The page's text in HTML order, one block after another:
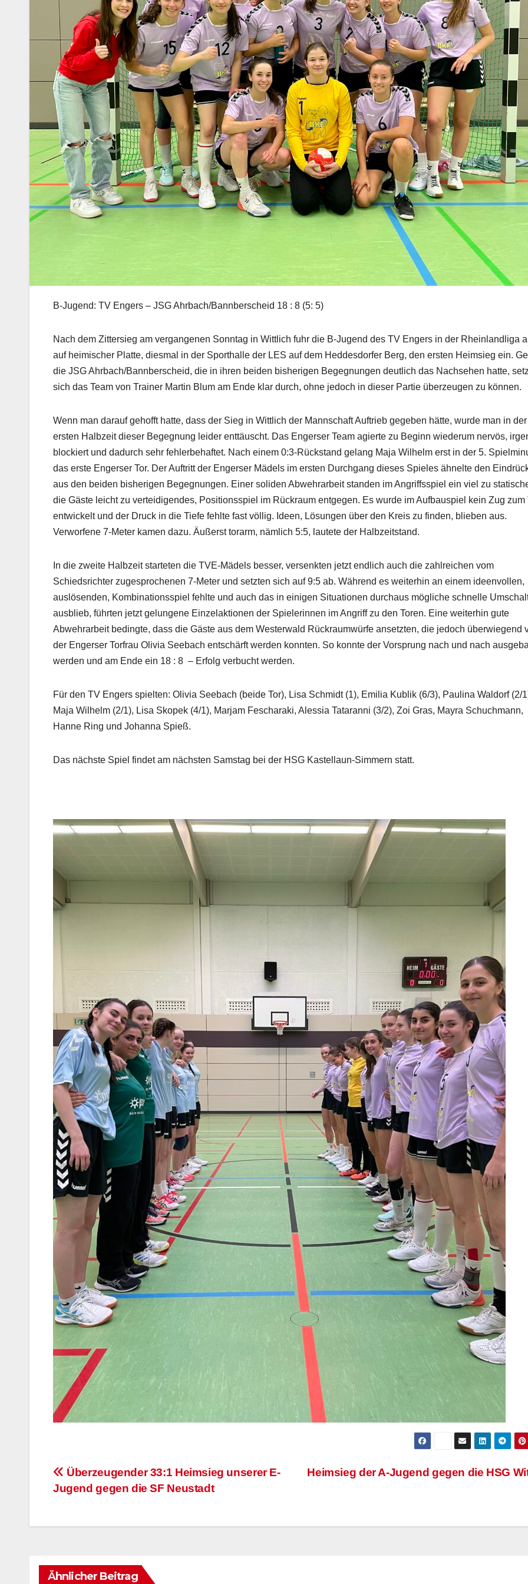
B-Jugend: TV Engers – JSG Ahrbach/Bannberscheid 18 : 8 (5: 5)
Nach dem Zittersieg am vergangenen Sonntag in Wittlich fuhr die B-Jugend des TV Engers in der Rheinlandliga
auf heimischer Platte, diesmal in der Sporthalle der LES auf dem Heddesdorfer Berg, den ersten Heimsieg ein.
die JSG Ahrbach/Bannberscheid, die in ihren beiden bisherigen Begegnungen deutlich das Nachsehen hatte,
sich das Team von Trainer Martin Blum am Ende klar durch, ohne jedoch in dieser Partie überzeugen zu können.
Wenn man darauf gehofft hatte, dass der Sieg in Wittlich der Mannschaft Auftrieb gegeben hätte, wurde man in der
ersten Halbzeit dieser Begegnung leider enttäuscht. Das Engerser Team agierte zu Beginn wiederum nervös,
blockiert und dadurch sehr fehlerbehaftet. Nach einem 0:3-Rückstand gelang Maja Wilhelm erst in der 5.
das erste Engerser Tor. Der Auftritt der Engerser Mädels im ersten Durchgang dieses Spieles ähnelte den
aus den beiden bisherigen Begegnungen. Einer soliden Abwehrarbeit standen im Angriffsspiel ein viel zu
die Gäste leicht zu verteidigendes, Positionsspiel im Rückraum entgegen. Es wurde im Aufbauspiel kein Zug zum
entwickelt und der Druck in die Tiefe fehlte fast völlig. Ideen, Lösungen über den Kreis zu finden, blieben aus.
Verworfene 7-Meter kamen dazu. Äußerst torarm, nämlich 5:5, lautete der Halbzeitstand.
In die zweite Halbzeit starteten die TVE-Mädels besser, versenkten jetzt endlich auch die zahlreichen vom
Schiedsrichter zugesprochenen 7-Meter und setzten sich auf 9:5 ab. Während es weiterhin an einem ideenvollen,
auslösenden, Kombinationsspiel fehlte und auch das in einigen Situationen durchaus mögliche schnelle
ausblieb, führten jetzt gelungene Einzelaktionen der Spielerinnen im Angriff zu den Toren. Eine weiterhin gute
Abwehrarbeit bedingte, dass die Gäste aus dem Westerwald Rückraumwürfe ansetzten, die jedoch überwiegend
der Engerser Torfrau Olivia Seebach entschärft werden konnten. So konnte der Vorsprung nach und nach
werden und am Ende ein 18 : 8 – Erfolg verbucht werden.
Für den TV Engers spielten: Olivia Seebach (beide Tor), Lisa Schmidt (1), Emilia Kublik (6/3), Paulina Waldorf (2/
Maja Wilhelm (2/1), Lisa Skopek (4/1), Marjam Fescharaki, Alessia Tataranni (3/2), Zoi Gras, Mayra Schuchmann,
Hanne Ring und Johanna Spieß.
Das nächste Spiel findet am nächsten Samstag bei der HSG Kastellaun-Simmern statt.
Beitragsnavigation Heimsieg der A-Jugend gegen die HSG
Überzeugender 33:1 Heimsieg unserer E-
Jugend gegen die SF Neustadt
Ähnlicher Beitrag